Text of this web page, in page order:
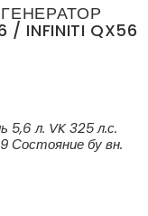
INFINITI QX56
л. VK 325 л.с.
Состояние бу вн.